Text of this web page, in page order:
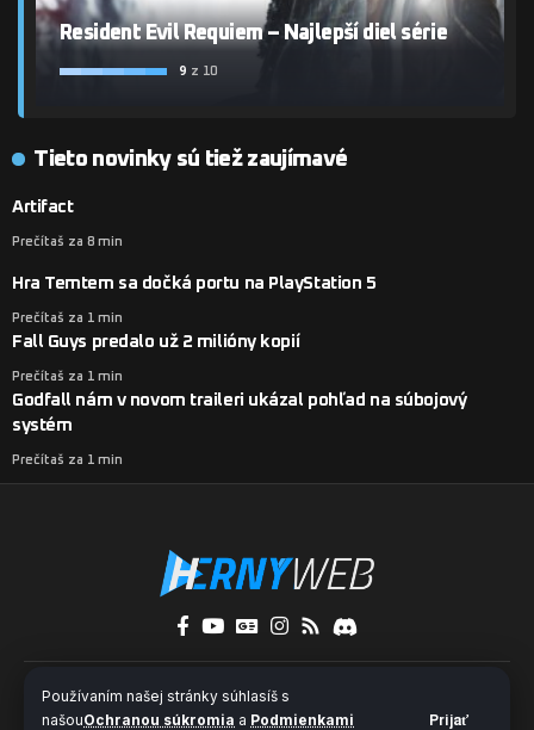
Používaním našej stránky súhlasíš s
našouOchranou súkromia a Podmienkami Prijať
Resident Evil Requiem – Najlepší diel série
9 z 10
Tieto novinky sú tiež zaujímavé
Artifact
Prečítaš za 8 min
Hra Temtem sa dočká portu na PlayStation 5
Prečítaš za 1 min
Fall Guys predalo už 2 milióny kopií
Prečítaš za 1 min
Godfall nám v novom traileri ukázal pohľad na súbojový
systém
Prečítaš za 1 min
O nás Kontakty
Ochrana súkromia a súbory cookies